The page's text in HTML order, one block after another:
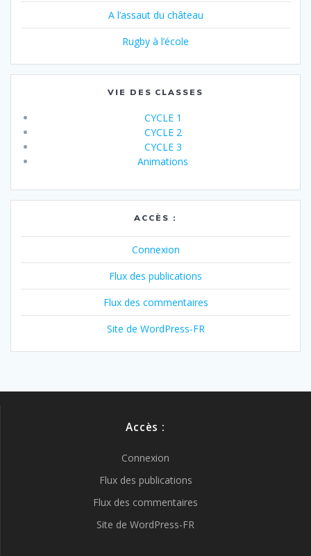
A l’assaut du château
Rugby à l’école
VIE DES CLASSES
CYCLE 1
CYCLE 2
CYCLE 3
Animations
ACCÈS :
Connexion
Flux des publications
Flux des commentaires
Site de WordPress-FR
Accès :
Connexion
Flux des publications
Flux des commentaires
Site de WordPress-FR